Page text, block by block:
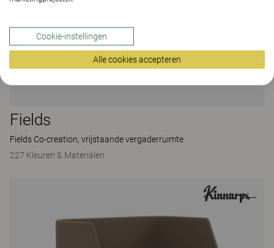
Fields
Fields Co-creation, vrijstaande vergaderruimte
227 Kleuren & Materialen
Cookie-instellingen
Alle cookies accepteren